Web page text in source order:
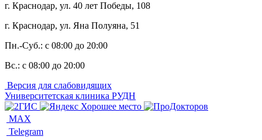
г. Краснодар, ул. 40 лет Победы, 108
г. Краснодар, ул. Яна Полуяна, 51
Пн.-Суб.: с 08:00 до 20:00
Вс.: с 08:00 до 20:00
Версия для слабовидящих
Университетская клиника РУДН
MAX
Telegram